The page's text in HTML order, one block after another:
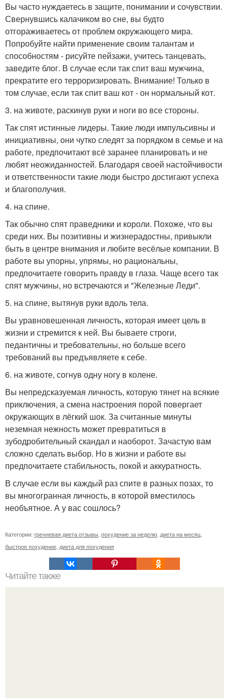
Вы часто нуждаетесь в защите, понимании и сочувствии.
Свернувшись калачиком во сне, вы будто
отгораживаетесь от проблем окружающего мира.
Попробуйте найти применение своим талантам и
способностям - рисуйте пейзажи, учитесь танцевать,
заведите блог. В случае если так спит ваш мужчина,
прекратите его терроризировать. Внимание! Только в
том случае, если так спит ваш кот - он нормальный кот.
3. на животе, раскинув руки и ноги во все стороны.
Так спят истинные лидеры. Такие люди импульсивны и
инициативны, они чутко следят за порядком в семье и на
работе, предпочитают всё заранее планировать и не
любят неожиданностей. Благодаря своей настойчивости
и ответственности такие люди быстро достигают успеха
и благополучия.
4. на спине.
Так обычно спят праведники и короли. Похоже, что вы
среди них. Вы позитивны и жизнерадостны, привыкли
быть в центре внимания и любите весёлые компании. В
работе вы упорны, упрямы, но рациональны,
предпочитаете говорить правду в глаза. Чаще всего так
спят мужчины, но встречаются и "Железные Леди".
5. на спине, вытянув руки вдоль тела.
Вы уравновешенная личность, которая имеет цель в
жизни и стремится к ней. Вы бываете строги,
педантичны и требовательны, но больше всего
требований вы предъявляете к себе.
6. на животе, согнув одну ногу в колене.
Вы непредсказуемая личность, которую тянет на всякие
приключения, а смена настроения порой повергает
окружающих в лёгкий шок. За считанные минуты
неземная нежность может превратиться в
зубодробительный скандал и наоборот. Зачастую вам
сложно сделать выбор. Но в жизни и работе вы
предпочитаете стабильность, покой и аккуратность.
В случае если вы каждый раз спите в разных позах, то
вы многогранная личность, в которой вместилось
необъятное. А у вас сошлось?
Категории: гречневая диета отзывы похудение за неделю диета на месяц
быстрое похудение диета для похудения
Читайте также